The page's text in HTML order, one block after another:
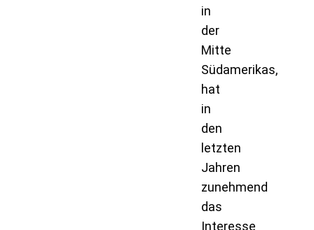
in
der
Mitte
Südamerikas,
hat
in
den
letzten
Jahren
zunehmend
das
Interesse